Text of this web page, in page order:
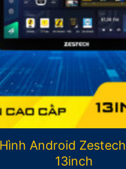
Android
13inch